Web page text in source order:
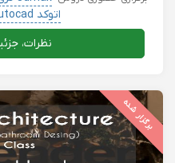
اتوکد autocad
نظرات،
برگزار شده